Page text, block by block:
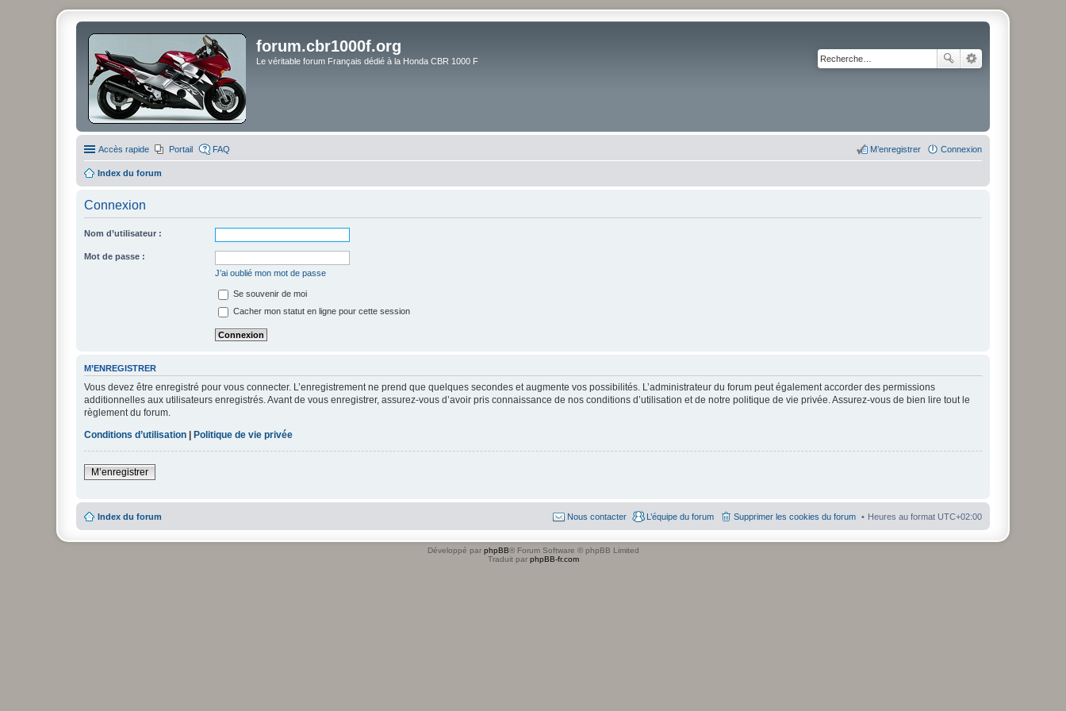
forum.cbr1000f.org
Le véritable forum Français dédié à la Honda CBR 1000 F
Accès rapide Portail FAQ Connexion
M’enregistrer
Index du forum
Connexion
Nom d’utilisateur :
Mot de passe :
J’ai oublié mon mot de passe
Se souvenir de moi
Cacher mon statut en ligne pour cette session
M’ENREGISTRER
Vous devez être enregistré pour vous connecter. L’enregistrement ne prend que quelques secondes et augmente vos possibilités. L’administrateur du forum peut également accorder des permissions
additionnelles aux utilisateurs enregistrés. Avant de vous enregistrer, assurez-vous d’avoir pris connaissance de nos conditions d’utilisation et de notre politique de vie privée. Assurez-vous de bien lire tout le
règlement du forum.
Conditions d’utilisation | Politique de vie privée
M’enregistrer
Index du forum Heures au format UTC+02:00
Supprimer les cookies du forum
L’équipe du forum
Nous contacter
Développé par phpBB® Forum Software © phpBB Limited
Traduit par phpBB-fr.com